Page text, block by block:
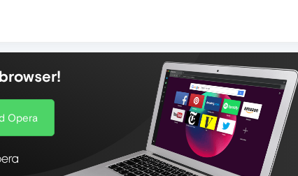
Opera